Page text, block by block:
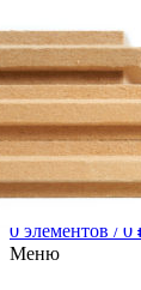
Контакты
0 элементов / 0
Меню